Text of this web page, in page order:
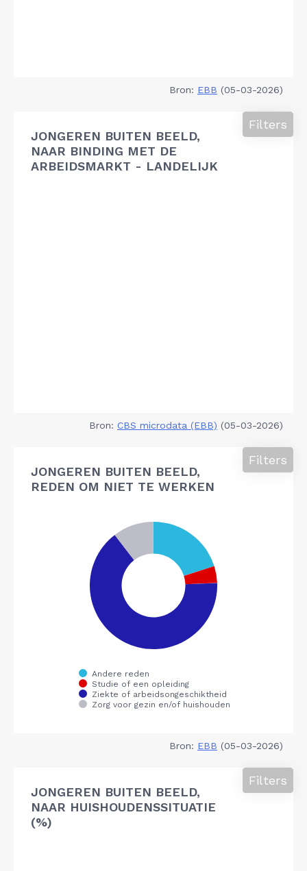
Bron: EBB (05-03-2026)
JONGEREN BUITEN BEELD,
NAAR BINDING MET DE
ARBEIDSMARKT - LANDELIJK
Filters
Bron: CBS microdata (EBB) (05-03-2026)
JONGEREN BUITEN BEELD,
REDEN OM NIET TE WERKEN
Filters
Bron: EBB (05-03-2026)
JONGEREN BUITEN BEELD,
NAAR HUISHOUDENSSITUATIE
(%)
Filters